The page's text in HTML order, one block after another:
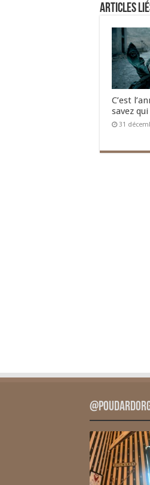
Articles
C’est
savez
31